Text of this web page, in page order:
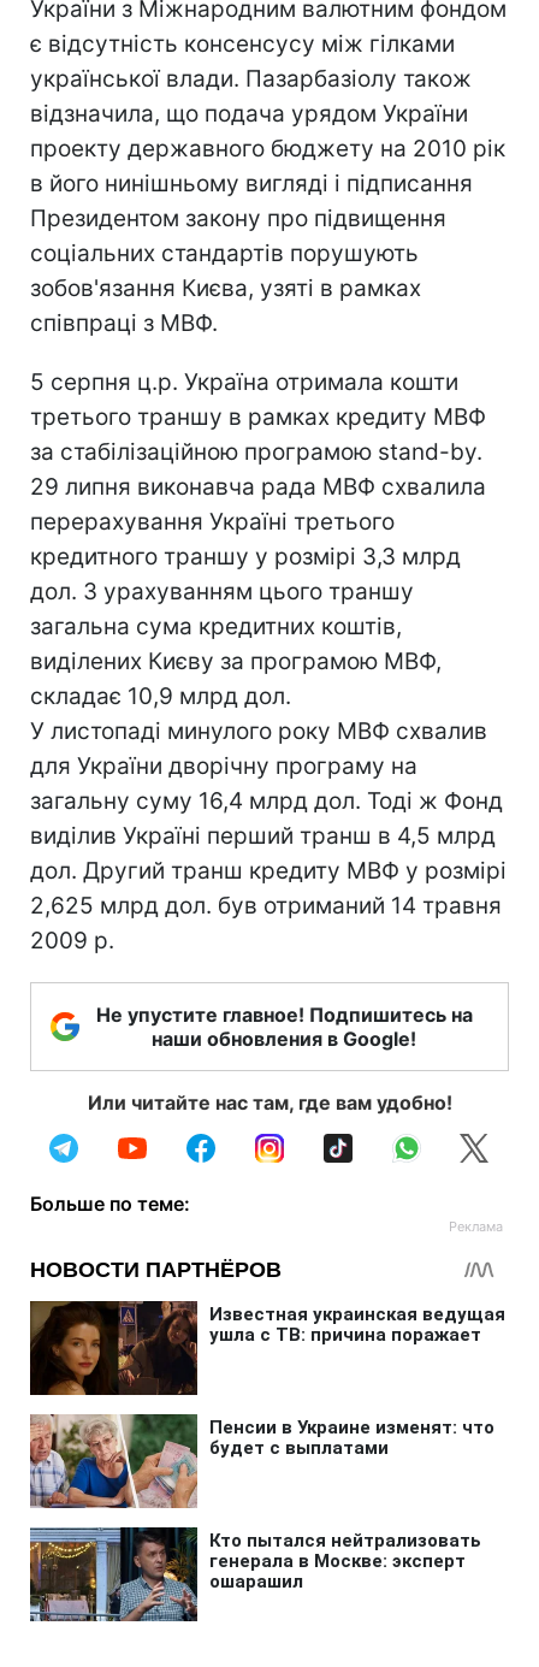
України з Міжнародним валютним фондом
є відсутність консенсусу між гілками
української влади. Пазарбазіолу також
відзначила, що подача урядом України
проекту державного бюджету на 2010 рік
в його нинішньому вигляді і підписання
Президентом закону про підвищення
соціальних стандартів порушують
зобов'язання Києва, узяті в рамках
співпраці з МВФ.
5 серпня ц.р. Україна отримала кошти
третього траншу в рамках кредиту МВФ
за стабілізаційною програмою stand-by.
29 липня виконавча рада МВФ схвалила
перерахування Україні третього
кредитного траншу у розмірі 3,3 млрд
дол. З урахуванням цього траншу
загальна сума кредитних коштів,
виділених Києву за програмою МВФ,
складає 10,9 млрд дол.
У листопаді минулого року МВФ схвалив
для України дворічну програму на
загальну суму 16,4 млрд дол. Тоді ж Фонд
виділив Україні перший транш в 4,5 млрд
дол. Другий транш кредиту МВФ у розмірі
2,625 млрд дол. був отриманий 14 травня
2009 р.
Не упустите главное! Подпишитесь на
наши обновления в Google!
Или читайте нас там, где вам удобно!
Больше по теме: